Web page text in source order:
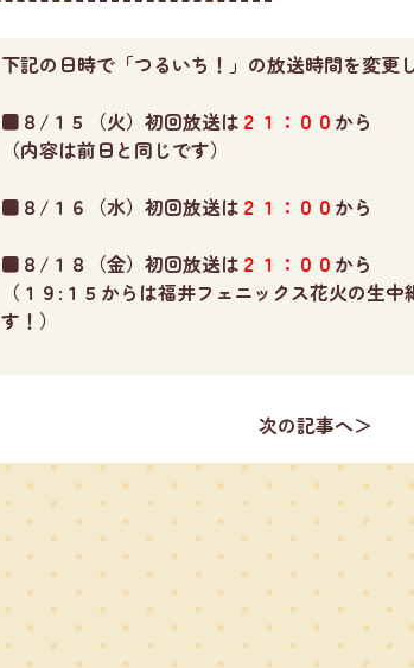
下記の日時で「つるいち！」の放送時間を変更
■８/１５（火）初回放送は ２１：００ から
（内容は前日と同じです）
■８/１６（水）初回放送は ２１：００ から
■８/１８（金）初回放送は ２１：００ から
（１９:１５からは福井フェニックス花火の生中
す！）
次の記事へ＞